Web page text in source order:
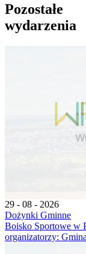
Pozostałe
wydarzenia
29 - 08 - 2026
Dożynki Gminne
Boisko Sportowe w
organizatorzy: